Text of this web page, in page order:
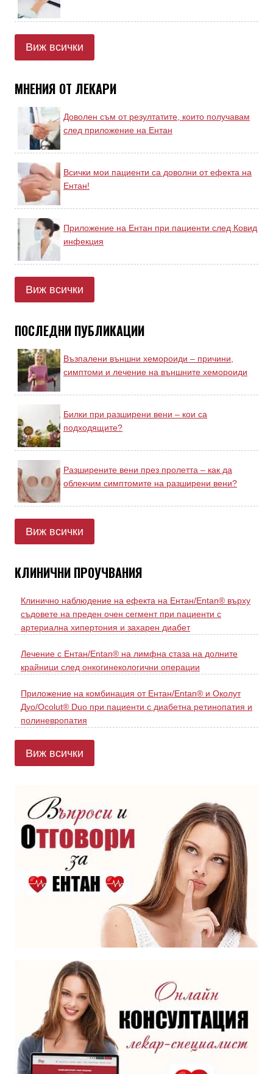
Виж всички
МНЕНИЯ ОТ ЛЕКАРИ
Доволен съм от резултатите, които получавам
след приложение на Ентан
Всички мои пациенти са доволни от ефекта на
Ентан!
Приложение на Ентан при пациенти след Ковид
инфекция
Виж всички
ПОСЛЕДНИ ПУБЛИКАЦИИ
Възпалени външни хемороиди – причини,
симптоми и лечение на външните хемороиди
Билки при разширени вени – кои са
подходящите?
Разширените вени през пролетта – как да
облекчим симптомите на разширени вени?
Виж всички
КЛИНИЧНИ ПРОУЧВАНИЯ
Клинично наблюдение на ефекта на Ентан/Entan® върху
съдовете на преден очен сегмент при пациенти с
артериална хипертония и захарен диабет
Лечение с Ентан/Entan® на лимфна стаза на долните
крайници след онкогинекологични операции
Приложение на комбинация от Ентан/Entan® и Околут
Дуо/Ocolut® Duo при пациенти с диабетна ретинопатия и
полиневропатия
Виж всички